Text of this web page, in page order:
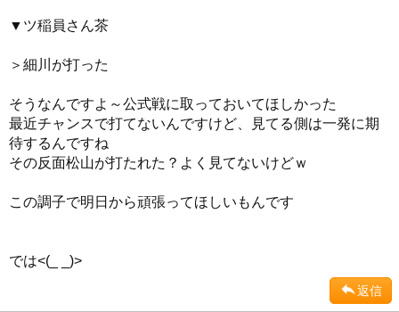
▼ツ稲員さん茶
＞細川が打った
そうなんですよ～公式戦に取っておいてほしかった
最近チャンスで打てないんですけど、見てる側は一発に期
待するんですね
その反面松山が打たれた？よく見てないけどｗ
この調子で明日から頑張ってほしいもんです
では<(_ _)>
返信